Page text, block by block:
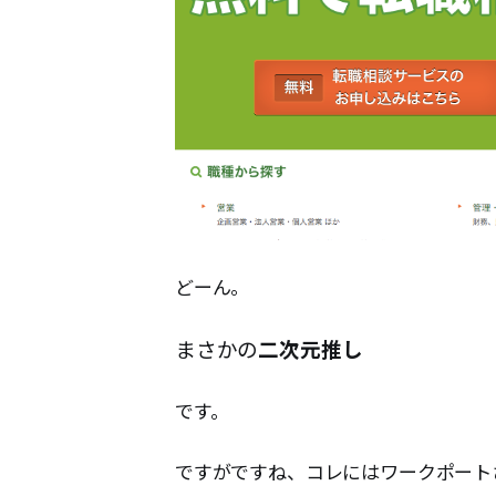
どーん。
まさかの二次元推し
です。
ですがですね、コレにはワークポー